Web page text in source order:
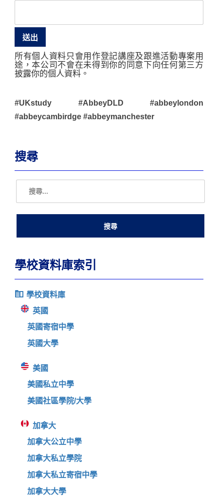
所有個人資料只會用作登記講座及跟進活動專案用
途，本公司不會在未得到你的同意下向任何第三方
披露你的個人資料。
#UKstudy #AbbeyDLD #abbeylondon
#abbeycambirdge #abbeymanchester
搜尋
學校資料庫索引
學校資料庫
英國
英國寄宿中學
英國大學
美國
美國私立中學
美國社區學院/大學
加拿大
加拿大公立中學
加拿大私立學院
加拿大私立寄宿中學
加拿大大學